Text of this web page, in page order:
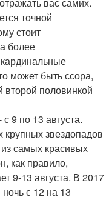
точной
стоит
более
может быть ссора,
половинкой
9 по 13 августа.
звездопадов
самых красивых
как правило,
9-13 августа. В 2017
с 12 на 13